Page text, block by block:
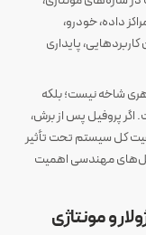
داده، خودرو،
پایداری
شاخه نیست؛ بلکه
پروفیل پس از برش،
کل سیستم تحت تأثیر
مهندسی اهمیت
و مونتاژی